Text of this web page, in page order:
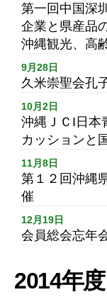
第一回中国深
企業と県産品
沖縄観光、高
9月28日
久米崇聖会孔
10月2日
沖縄ＪＣI日本
カッションと
11月8日
第１２回沖縄
催
12月19日
会員総会忘年
2014年度